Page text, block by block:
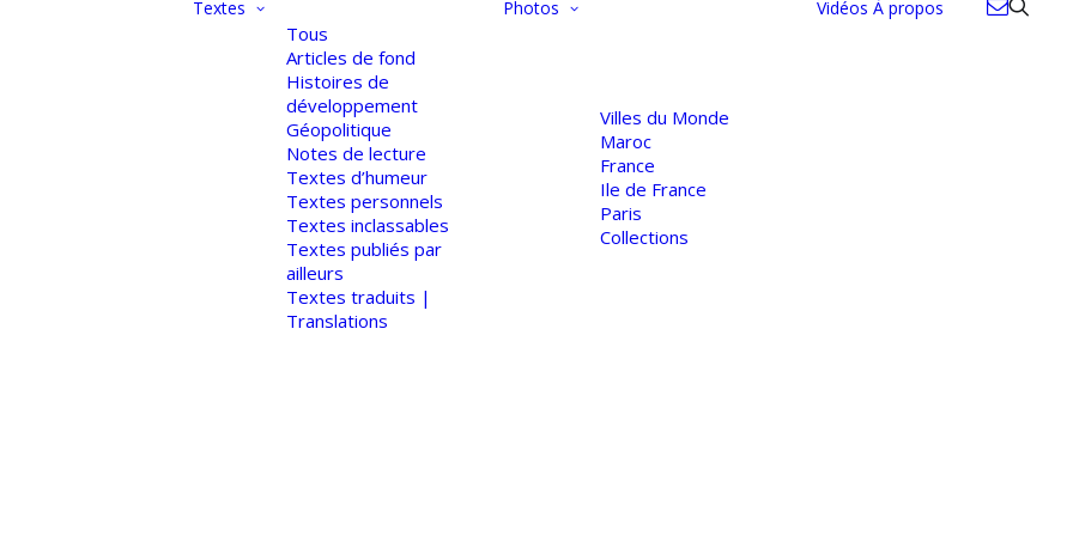
Textes
Tous
Articles de fond
Histoires de
développement
Géopolitique
Notes de lecture
Textes d’humeur
Textes personnels
Textes inclassables
Textes publiés par
ailleurs
Textes traduits |
Translations
Photos
Villes du Monde
Maroc
France
Ile de France
Paris
Collections
Vidéos À propos